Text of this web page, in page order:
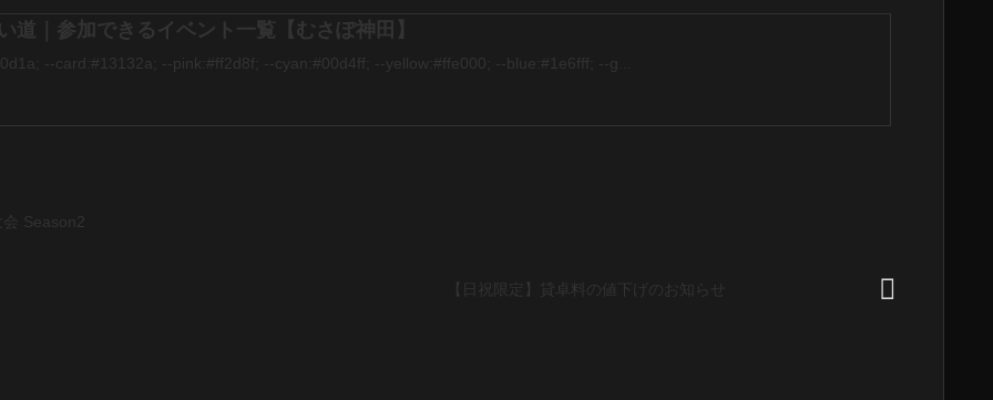
道｜参加できるイベント一覧【むさぽ神田】
--card:#13132a; --pink:#ff2d8f; --cyan:#00d4ff; --yellow:#ffe000; --blue:#1e6fff; --g...
Season2
【日祝限定】貸卓料の値下げのお知らせ